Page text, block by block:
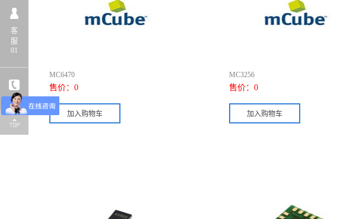
MC6470
售价： 0
MC3256
售价： 0
客
服
01